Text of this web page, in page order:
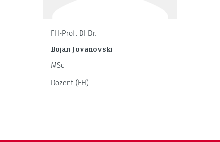
FH-Prof. DI Dr.
Bojan Jovanovski
MSc
Dozent (FH)